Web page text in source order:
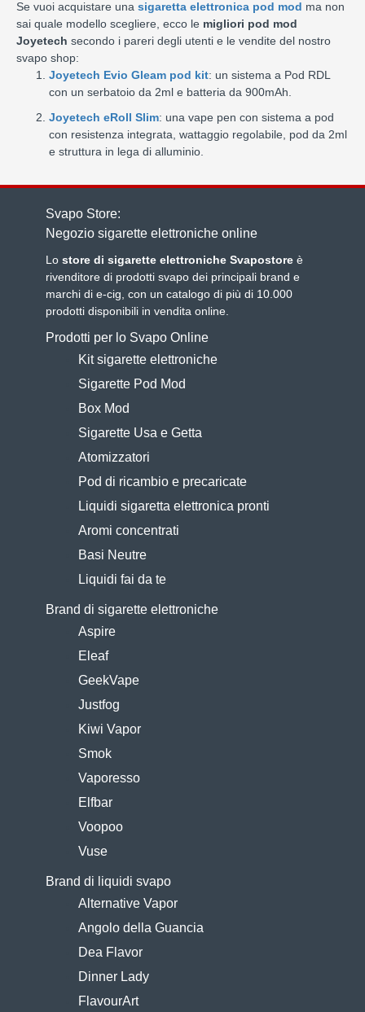
Se vuoi acquistare una sigaretta elettronica pod mod ma non
sai quale modello scegliere, ecco le migliori pod mod
Joyetech secondo i pareri degli utenti e le vendite del nostro
svapo shop:
Joyetech Evio Gleam pod kit: un sistema a Pod RDL
con un serbatoio da 2ml e batteria da 900mAh.
Joyetech eRoll Slim: una vape pen con sistema a pod
con resistenza integrata, wattaggio regolabile, pod da 2ml
e struttura in lega di alluminio.
Svapo Store:
Negozio sigarette elettroniche online
Lostore di sigarette elettroniche Svapostoreè
rivenditore di prodotti svapo dei principali brand e
marchi di e-cig, con un catalogo di più di 10.000
prodotti disponibili in vendita online.
Prodotti per lo Svapo Online
Kit sigarette elettroniche
Sigarette Pod Mod
Box Mod
Sigarette Usa e Getta
Atomizzatori
Pod di ricambio e precaricate
Liquidi sigaretta elettronica pronti
Aromi concentrati
Basi Neutre
Liquidi fai da te
Brand di sigarette elettroniche
Aspire
Eleaf
GeekVape
Justfog
Kiwi Vapor
Smok
Vaporesso
Elfbar
Voopoo
Vuse
Brand di liquidi svapo
Alternative Vapor
Angolo della Guancia
Dea Flavor
Dinner Lady
FlavourArt